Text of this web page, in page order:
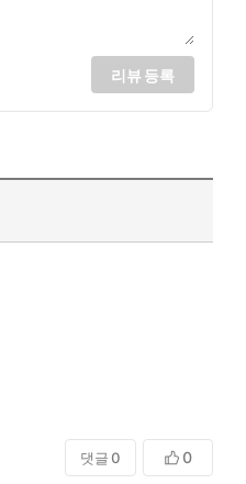
리뷰 등록
댓글 0 0